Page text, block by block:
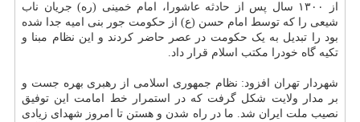
از ۱۳۰۰ سال پس از حادثه عاشورا، امام خمینی (ره) جریان ناب
شیعی را که توسط امام حسن (ع) از حکومت جور بنی امیه جدا شده
بود را تبدیل به یک حکومت در عصر حاضر کردند و این نظام مبنا و
تکیه گاه خودرا مکتب اسلام قرار داد.
شهردار تهران افزود: نظام جمهوری اسلامی از رهبری بهره جست و
بر مدار ولایت شکل گرفت که در استمرار خط امامت این توفیق
نصیب ملت ایران شد. ما در راه شدن و هستن تا امروز شهدای زیادی